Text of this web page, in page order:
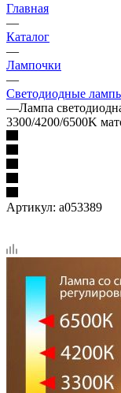
Главная
—
Каталог
—
Лампочки
—
Светодиодные
—Лампа
3300/4200/6500K
Артикул: a053389